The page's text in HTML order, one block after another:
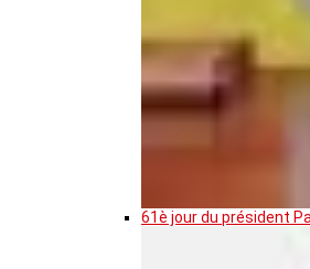
61è jour du président